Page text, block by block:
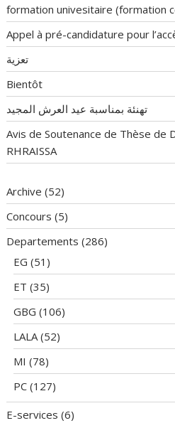
formation univesitaire (formation
Appel à pré-candidature pour
تعزية
Bientôt
تهنئة بمناسبة عيد العرش المجيد
Avis de Soutenance de Thèse de
RHRAISSA
Archive (52)
Concours (5)
Departements (286)
EG (51)
ET (35)
GBG (106)
LALA(52)
MI (78)
PC (127)
E-services (6)